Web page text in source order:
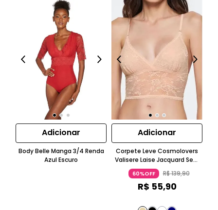
Adicionar
Body Belle Manga 3/4 Renda
Azul Escuro
Adicionar
Corpete Leve Cosmolovers
Valisere Laise Jacquard Sem
Manga Azul Escuro
60%OFF R$139,90
R$ 55,90